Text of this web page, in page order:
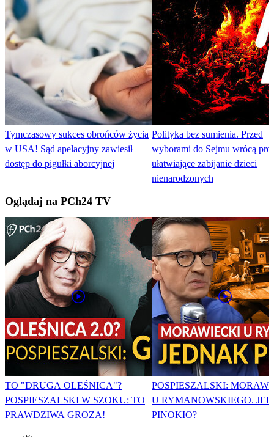
Tymczasowy sukces obrońców życia
w USA! Sąd apelacyjny zawiesił
dostęp do pigułki aborcyjnej
Polityka bez sumienia. Przed
wyborami do Sejmu wrócą
ułatwiające zabijanie dzieci
nienarodzonych
Oglądaj na PCh24 TV
TO "DRUGA OLEŚNICA"?
POSPIESZALSKI W SZOKU: TO
PRAWDZIWA GROZA!
POSPIESZALSKI:
U RYMANOWSKIEGO.
PINOKIO?